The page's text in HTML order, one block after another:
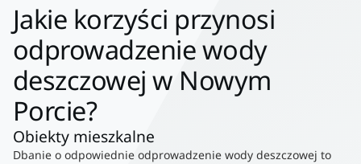
Jakie korzyści przynosi
odprowadzenie wody
deszczowej w Nowym
Porcie?
Obiekty mieszkalne
Dbanie o odpowiednie odprowadzenie wody deszczowej to